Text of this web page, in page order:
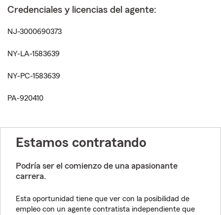
Credenciales y licencias del agente:
NJ-3000690373
NY-LA-1583639
NY-PC-1583639
PA-920410
Estamos contratando
Podría ser el comienzo de una apasionante
carrera.
Esta oportunidad tiene que ver con la posibilidad de
empleo con un agente contratista independiente que